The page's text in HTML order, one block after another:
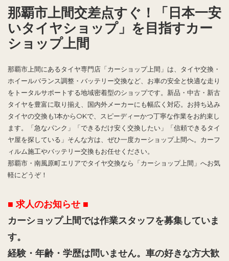
那覇市上間交差点すぐ！「日本一安
いタイヤショップ」を目指すカー
ショップ上間
那覇市上間にあるタイヤ専門店「カーショップ上間」は、タイヤ交換・
ホイールバランス調整・バッテリー交換など、お車の安全と快適な走り
をトータルサポートする地域密着型のショップです。新品・中古・新古
タイヤを豊富に取り揃え、国内外メーカーにも幅広く対応。お持ち込み
タイヤの交換も1本からOKで、スピーディーかつ丁寧な作業をお約束し
ます。「急なパンク」「できるだけ安く交換したい」「信頼できるタイ
ヤ屋を探している」そんな方は、ぜひ一度カーショップ上間へ。カーフ
ィルム施工やバッテリー交換もお任せください。
那覇市・南風原町エリアでタイヤ交換なら「カーショップ上間」へお気
軽にどうぞ！
■ 求人のお知らせ ■
カーショップ上間では作業スタッフを募集していま
す。
経験・年齢・学歴は問いません。車の好きな方大歓